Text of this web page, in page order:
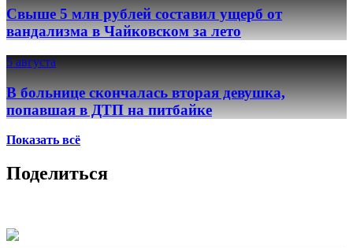
Свыше 5 млн рублей составил ущерб от
вандализма в Чайковском за лето
5 августа
В больнице скончалась вторая девушка,
попавшая в ДТП на питбайке
Показать всё
Поделиться